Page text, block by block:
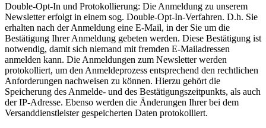
Double-Opt-In und Protokollierung: Die Anmeldung zu unserem
Newsletter erfolgt in einem sog. Double-Opt-In-Verfahren. D.h. Sie
erhalten nach der Anmeldung eine E-Mail, in der Sie um die
Bestätigung Ihrer Anmeldung gebeten werden. Diese Bestätigung ist
notwendig, damit sich niemand mit fremden E-Mailadressen
anmelden kann. Die Anmeldungen zum Newsletter werden
protokolliert, um den Anmeldeprozess entsprechend den rechtlichen
Anforderungen nachweisen zu können. Hierzu gehört die
Speicherung des Anmelde- und des Bestätigungszeitpunkts, als auch
der IP-Adresse. Ebenso werden die Änderungen Ihrer bei dem
Versanddienstleister gespeicherten Daten protokolliert.